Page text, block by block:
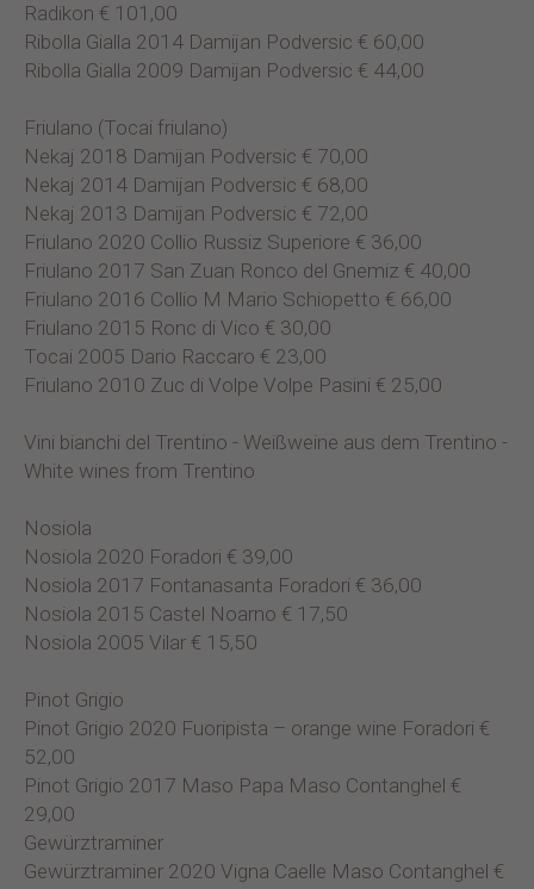
Radikon € 101,00
Ribolla Gialla 2014 Damijan Podversic € 60,00
Ribolla Gialla 2009 Damijan Podversic € 44,00
Friulano (Tocai friulano)
Nekaj 2018 Damijan Podversic € 70,00
Nekaj 2014 Damijan Podversic € 68,00
Nekaj 2013 Damijan Podversic € 72,00
Friulano 2020 Collio Russiz Superiore € 36,00
Friulano 2017 San Zuan Ronco del Gnemiz € 40,00
Friulano 2016 Collio M Mario Schiopetto € 66,00
Friulano 2015 Ronc di Vico € 30,00
Tocai 2005 Dario Raccaro € 23,00
Friulano 2010 Zuc di Volpe Volpe Pasini € 25,00
Vini bianchi del Trentino - Weißweine aus dem Trentino -
White wines from Trentino
Nosiola
Nosiola 2020 Foradori € 39,00
Nosiola 2017 Fontanasanta Foradori € 36,00
Nosiola 2015 Castel Noarno € 17,50
Nosiola 2005 Vilar € 15,50
Pinot Grigio
Pinot Grigio 2020 Fuoripista – orange wine Foradori €
52,00
Pinot Grigio 2017 Maso Papa Maso Contanghel €
29,00
Gewürztraminer
Gewürztraminer 2020 Vigna Caelle Maso Contanghel €